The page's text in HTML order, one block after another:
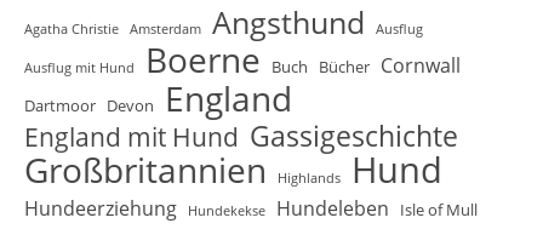
Agatha Christie Amsterdam Angsthund Ausflug
Ausflug mit Hund Boerne Buch Bücher Cornwall
Dartmoor Devon England
England mit Hund Gassigeschichte
Großbritannien Highlands Hund
Hundeerziehung Hundekekse Hundeleben Isle of Mull